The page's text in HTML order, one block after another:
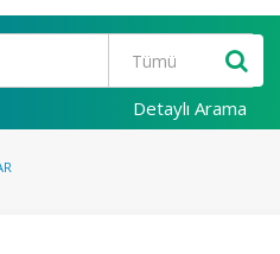
Detaylı Arama